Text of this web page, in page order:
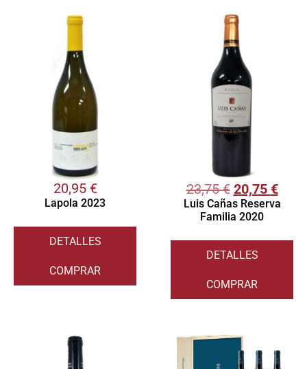
20,95 €
Lapola 2023
DETALLES
COMPRAR
23,75€ 20,75 €
Luis Cañas Reserva
Familia 2020
DETALLES
COMPRAR